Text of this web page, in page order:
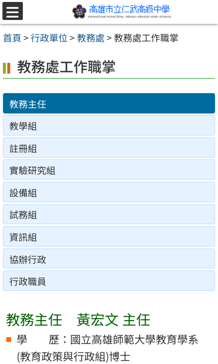
跳至主要內容區
選
單
首頁>行政單位>教務處>教務處工作職掌
教務處工作職掌
教務主任
教學組
註冊組
實驗研究組
設備組
試務組
資訊組
協辦行政
行政職員
教務主任 黃宏文 主任
學 歷：國立高雄師範大學教育學系
(教育政策與行政組)博士